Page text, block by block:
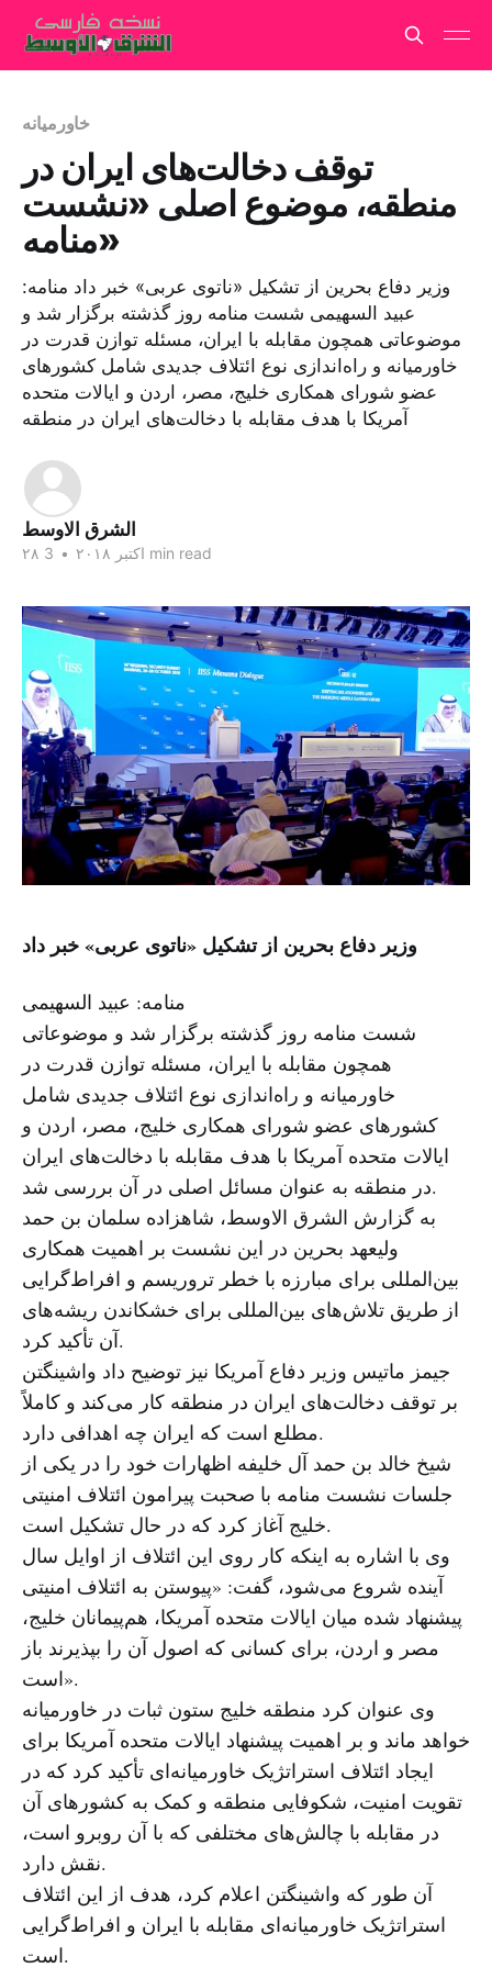
خاورمیانه
توقف دخالت‌های ایران در
منطقه، موضوع اصلی «نشست
منامه»
وزیر دفاع بحرین از تشکیل «ناتوی عربی» خبر داد منامه:
عبید السهیمی شست منامه روز گذشته برگزار شد و
موضوعاتی همچون مقابله با ایران، مسئله توازن قدرت در
خاورمیانه و راه‌اندازی نوع ائتلاف جدیدی شامل کشورهای
عضو شورای همکاری خلیج، مصر، اردن و ایالات متحده
آمریکا با هدف مقابله با دخالت‌های ایران در منطقه
الشرق الاوسط
۲۸ اکتبر ۲۰۱۸ • 3 min read
وزیر دفاع بحرین از تشکیل «ناتوی عربی» خبر داد
منامه: عبید السهیمی
شست منامه روز گذشته برگزار شد و موضوعاتی
همچون مقابله با ایران، مسئله توازن قدرت در
خاورمیانه و راه‌اندازی نوع ائتلاف جدیدی شامل
کشورهای عضو شورای همکاری خلیج، مصر، اردن و
ایالات متحده آمریکا با هدف مقابله با دخالت‌های ایران
در منطقه به عنوان مسائل اصلی در آن بررسی شد.
به گزارش الشرق الاوسط، شاهزاده سلمان بن حمد
ولیعهد بحرین در این نشست بر اهمیت همکاری
بین‌المللی برای مبارزه با خطر تروریسم و افراط‌گرایی
از طریق تلاش‌های بین‌المللی برای خشکاندن ریشه‌های
آن تأکید کرد.
جیمز ماتیس وزیر دفاع آمریکا نیز توضیح داد واشینگتن
بر توقف دخالت‌های ایران در منطقه کار می‌کند و کاملاً
مطلع است که ایران چه اهدافی دارد.
شیخ خالد بن حمد آل خلیفه اظهارات خود را در یکی از
جلسات نشست منامه با صحبت پیرامون ائتلاف امنیتی
خلیج آغاز کرد که در حال تشکیل است.
وی با اشاره به اینکه کار روی این ائتلاف از اوایل سال
آینده شروع می‌شود، گفت: «پیوستن به ائتلاف امنیتی
پیشنهاد شده میان ایالات متحده آمریکا، هم‌پیمانان خلیج،
مصر و اردن، برای کسانی که اصول آن را بپذیرند باز
است».
وی عنوان کرد منطقه خلیج ستون ثبات در خاورمیانه
خواهد ماند و بر اهمیت پیشنهاد ایالات متحده آمریکا برای
ایجاد ائتلاف استراتژیک خاورمیانه‌ای تأکید کرد که در
تقویت امنیت، شکوفایی منطقه و کمک به کشورهای آن
در مقابله با چالش‌های مختلفی که با آن روبرو است،
نقش دارد.
آن طور که واشینگتن اعلام کرد، هدف از این ائتلاف
استراتژیک خاورمیانه‌ای مقابله با ایران و افراط‌گرایی
است.